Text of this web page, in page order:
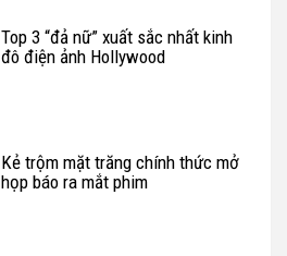
Top 3 “đả nữ” xuất sắc nhất kinh
đô điện ảnh Hollywood
Kẻ trộm mặt trăng chính thức mở
họp báo ra mắt phim